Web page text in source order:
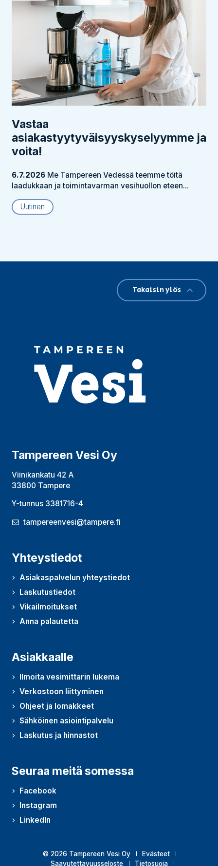
Vastaa
asiakastyytyväisyyskyselyymme ja
voita!
6.7.2026 Me Tampereen Vedessä teemme töitä
laadukkaan ja toimintavarman vesihuollon eteen...
Uutinen
Tampereen Vesi Oy
Viinikankatu 42 A
33800 Tampere
Y-tunnus 3381716-4
tampereenvesi@tampere.fi
Yhteystiedot
Asiakaspalvelun yhteystiedot
Laskutustiedot
Vikailmoitukset
Anna palautetta
(Avautuu uudessa ikkunassa)
Asiakkaalle
Ilmoita vesimittarin lukema
Verkostoon liittyminen
Ohjeet ja lomakkeet
Sähköinen asiointipalvelu
Laskutus ja hinnastot
Seuraa meitä somessa
Facebook
Instagram
LinkedIn
© 2026 Tampereen Vesi Oy
Evästeet
Saavutettavuusseloste
Tietosuoja
Takaisin ylös